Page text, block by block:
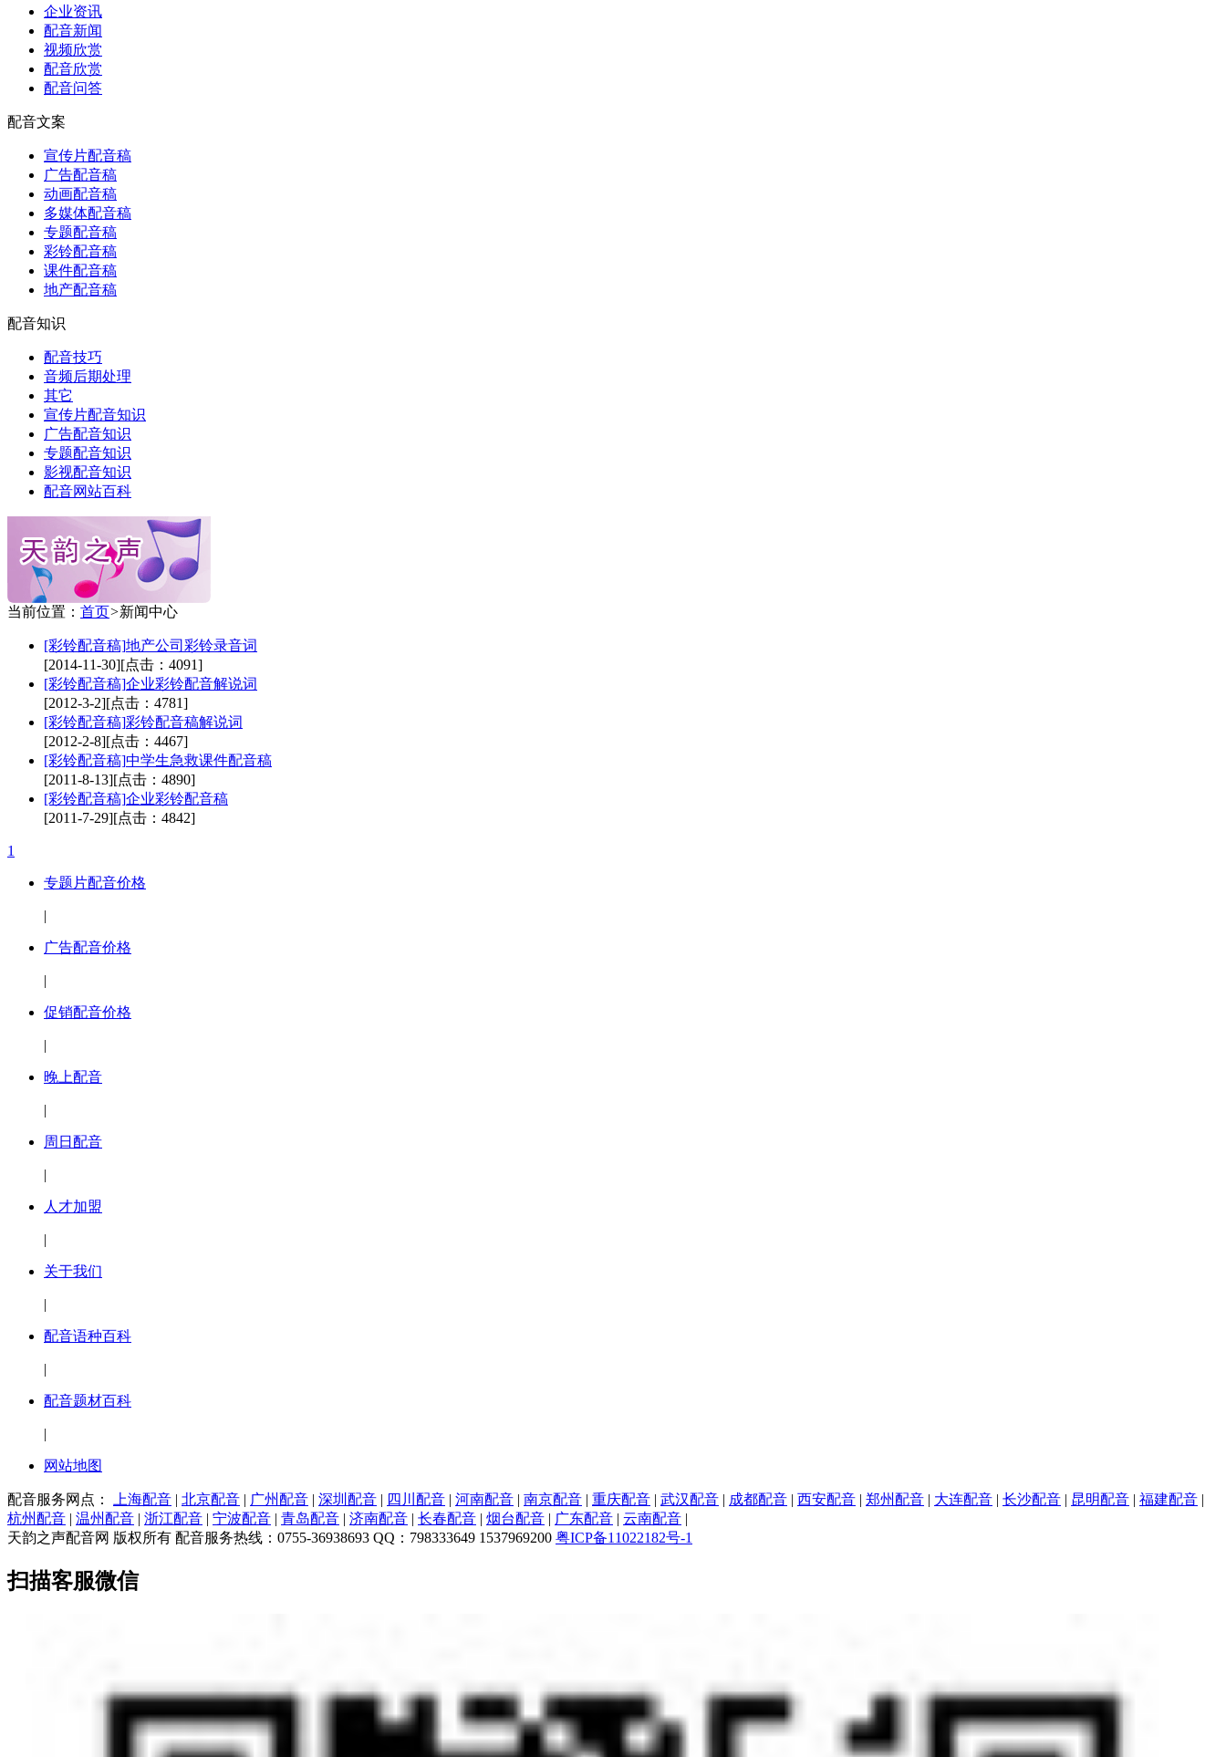
企业资讯
配音新闻
视频欣赏
配音欣赏
配音问答
配音文案
宣传片配音稿
广告配音稿
动画配音稿
多媒体配音稿
专题配音稿
彩铃配音稿
课件配音稿
地产配音稿
配音知识
配音技巧
音频后期处理
其它
宣传片配音知识
广告配音知识
专题配音知识
影视配音知识
配音网站百科
当前位置： 首页>新闻中心
[彩铃配音稿]地产公司彩铃录音词
[2014-11-30][点击：4091]
[彩铃配音稿]企业彩铃配音解说词
[2012-3-2][点击：4781]
[彩铃配音稿]彩铃配音稿解说词
[2012-2-8][点击：4467]
[彩铃配音稿]中学生急救课件配音稿
[2011-8-13][点击：4890]
[彩铃配音稿]企业彩铃配音稿
[2011-7-29][点击：4842]
1
专题片配音价格
|
广告配音价格
|
促销配音价格
|
晚上配音
|
周日配音
|
人才加盟
|
关于我们
|
配音语种百科
|
配音题材百科
|
网站地图
配音服务网点： 上海配音 | 北京配音 | 广州配音 | 深圳配音 | 四川配音 | 河南配音 | 南京配音 | 重庆配音 | 武汉配音 | 成都配音 | 西安配音 | 郑州配音 | 大连配音 | 长沙配音 | 昆明配音 | 福建配音 |
杭州配音 | 温州配音 | 浙江配音 | 宁波配音 | 青岛配音 | 济南配音 | 长春配音 | 烟台配音 | 广东配音 | 云南配音 |
天韵之声配音网 版权所有 配音服务热线：0755-36938693 QQ：798333649 1537969200 粤ICP备11022182号-1
扫描客服微信